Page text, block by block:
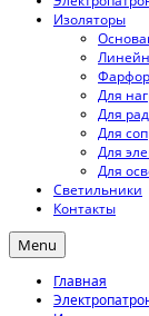
Изоляторы
Для
Для
Для
Для
Для
Светильники
Контакты
Menu
Главная